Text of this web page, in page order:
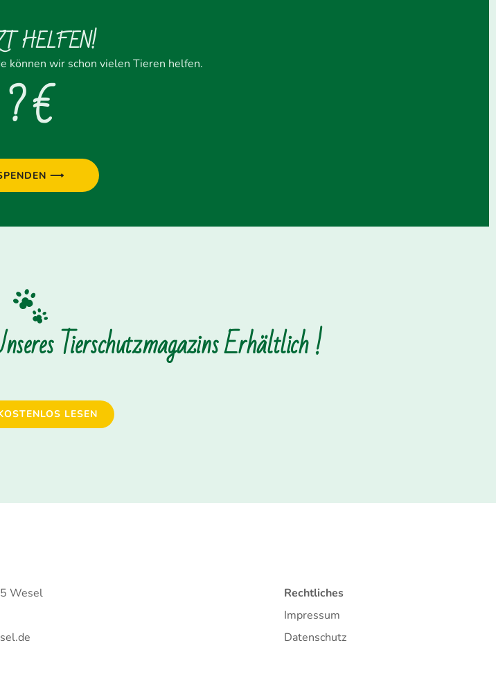
HELFEN!
können wir schon vielen Tieren helfen.
? €
⟶
Tierschutzmagazins Erhältlich !
LESEN
Wesel
Rechtliches
Impressum
Datenschutz